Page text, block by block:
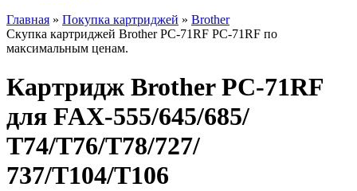
Главная » Покупка картриджей » Brother
Скупка картриджей Brother PC-71RF PC-71RF по
максимальным ценам.
Картридж Brother PC-71RF
для FAX-555/645/685/
T74/T76/T78/727/
737/T104/T106